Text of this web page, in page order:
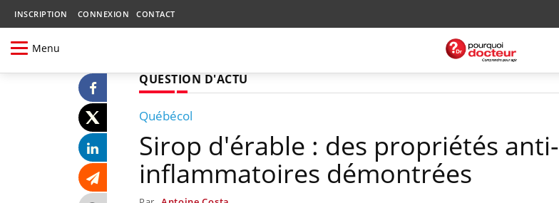
INSCRIPTION CONNEXION CONTACT
Menu
QUESTION D'ACTU
Québécol
Sirop d'érable : des propriétés anti-
inflammatoires démontrées